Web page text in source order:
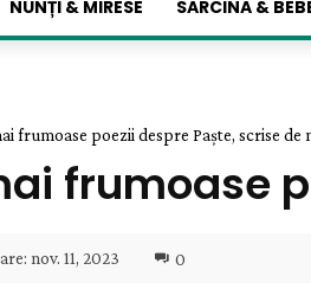
NUNȚI & MIRESE SARCINA &
frumoase poezii despre Paște, scrise
frumoase
nov. 11, 2023 0